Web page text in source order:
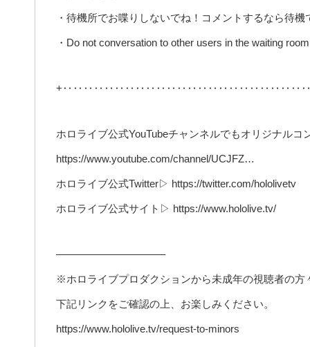
・待機所でお喋りしないでね！コメントするなら待機
・Do not conversation to other users in the waiting
ホロライブ公式YouTubeチャンネルでもオリジナル
https://www.youtube.com/channel/UCJFZ…
ホロライブ公式Twitter▷ https://twitter.com/hololivetv
ホロライブ公式サイト▷ https://www.hololive.tv/
——————————–
※ホロライブプロダクションから未成年の視聴者の方
下記リンクをご確認の上、お楽しみください。
https://www.hololive.tv/request-to-minors